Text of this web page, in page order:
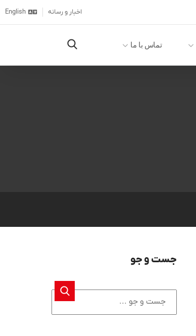
اخبار و رسانه English
تماس با ما
جست و جو